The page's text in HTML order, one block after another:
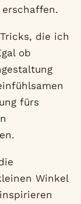
die ich
ob
fürs
Winkel